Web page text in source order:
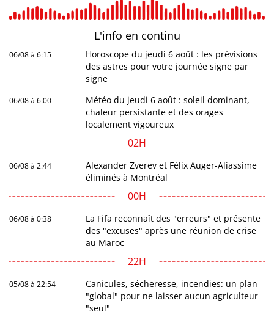
L'info en continu
06/08 à 6:15
Horoscope du jeudi 6 août : les prévisions
des astres pour votre journée signe par
signe
06/08 à 6:00
Météo du jeudi 6 août : soleil dominant,
chaleur persistante et des orages
localement vigoureux
02H
06/08 à 2:44
Alexander Zverev et Félix Auger-Aliassime
éliminés à Montréal
00H
06/08 à 0:38
La Fifa reconnaît des "erreurs" et présente
des "excuses" après une réunion de crise
au Maroc
22H
05/08 à 22:54
Canicules, sécheresse, incendies: un plan
"global" pour ne laisser aucun agriculteur
"seul"